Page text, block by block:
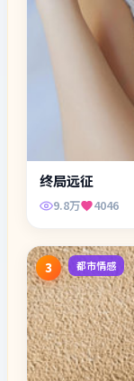
终局远征
9.8万 4046
3 都市情感